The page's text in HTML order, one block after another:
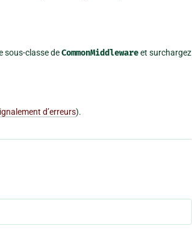
sous-classe deCommonMiddlewareet surchargez
d’erreurs).